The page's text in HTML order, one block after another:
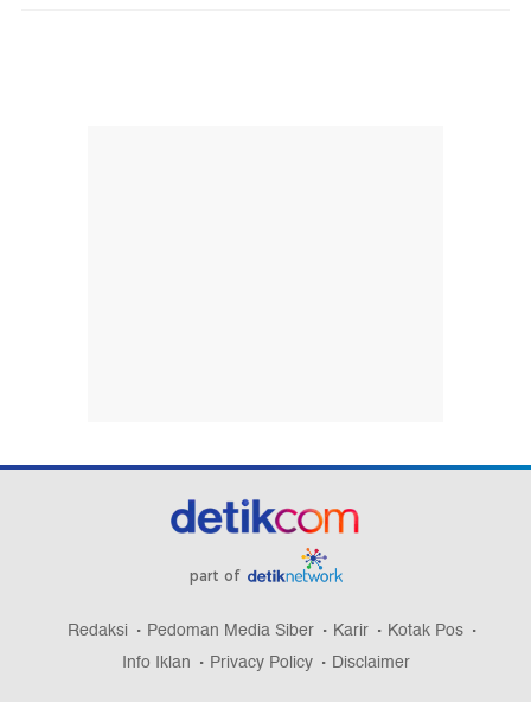
part of
Redaksi Pedoman Media Siber Karir
Kotak Pos
Info Iklan
Privacy Policy Disclaimer